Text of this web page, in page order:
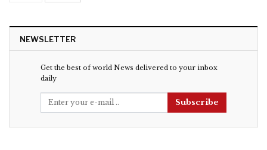
NEWSLETTER
Get the best of world News delivered to your inbox
daily
Subscribe